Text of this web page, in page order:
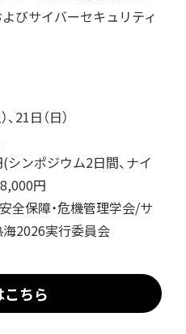
びサイバーセキュリティ
21日（日）
シンポジウム2日間、ナイ
円
全保障・危機管理学会/サ
2026実行委員会
ちら